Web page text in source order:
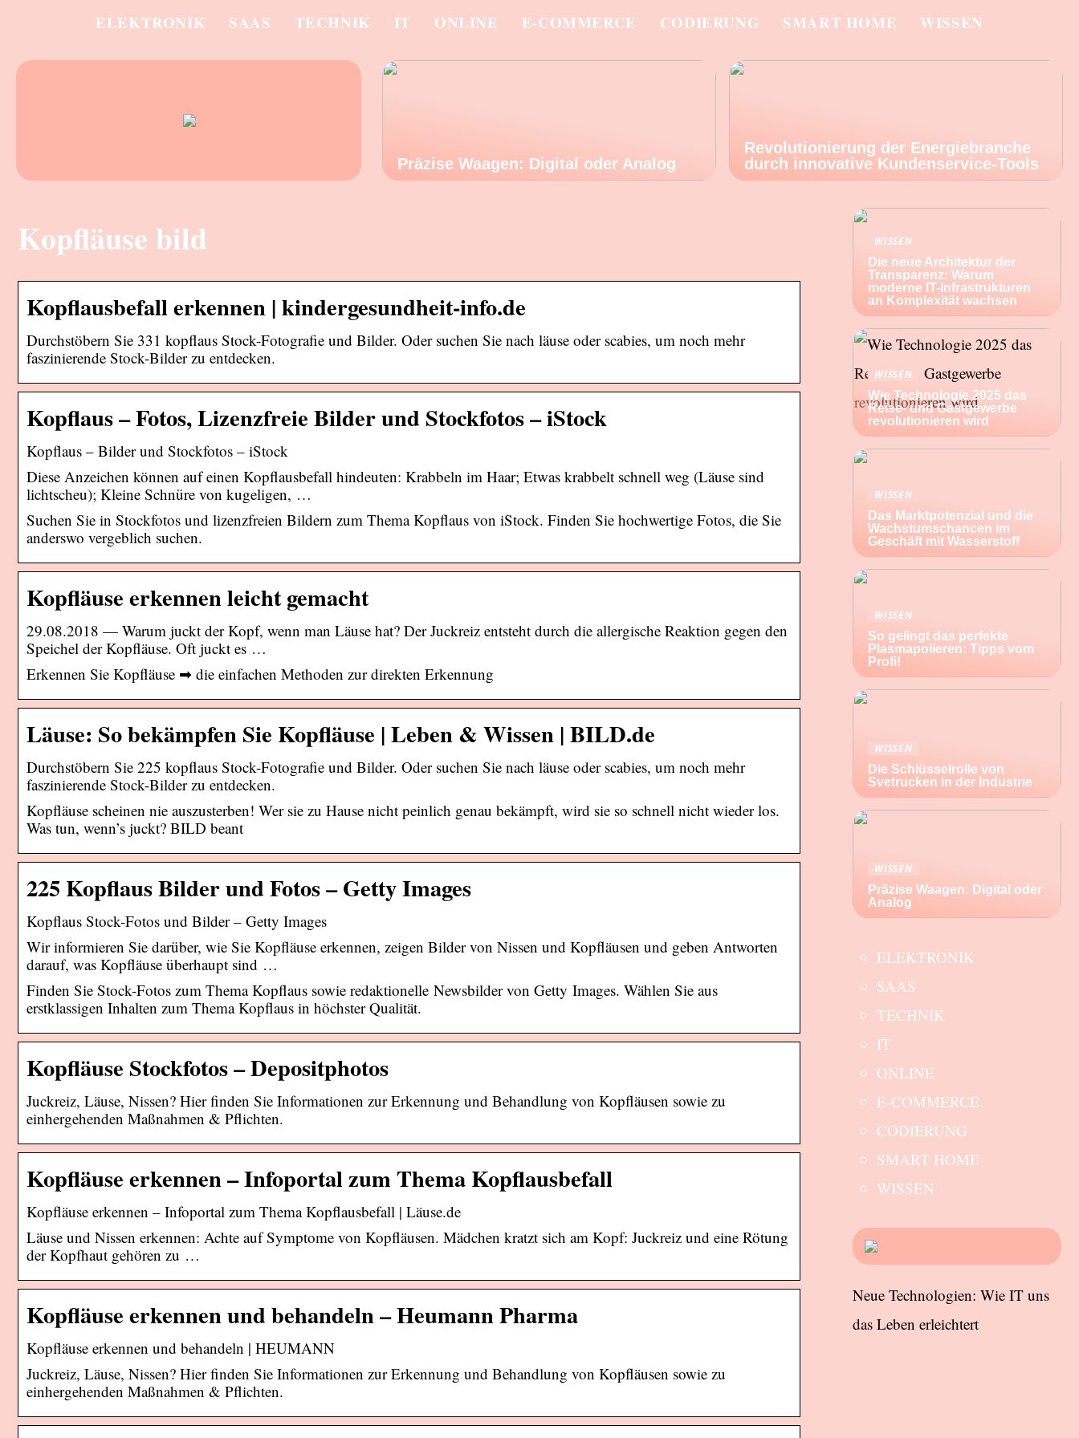
ELEKTRONIK SAAS TECHNIK IT ONLINE E-COMMERCE CODIERUNG SMART HOME WISSEN
Präzise Waagen: Digital oder Analog
Revolutionierung der Energiebranche
durch innovative Kundenservice-Tools
Kopfläuse bild
Kopflausbefall erkennen | kindergesundheit-info.de
Durchstöbern Sie 331 kopflaus Stock-Fotografie und Bilder. Oder suchen Sie nach läuse oder scabies, um noch mehr
faszinierende Stock-Bilder zu entdecken.
Kopflaus – Fotos, Lizenzfreie Bilder und Stockfotos – iStock
Kopflaus – Bilder und Stockfotos – iStock
Diese Anzeichen können auf einen Kopflausbefall hindeuten: Krabbeln im Haar; Etwas krabbelt schnell weg (Läuse sind
lichtscheu); Kleine Schnüre von kugeligen, …
Suchen Sie in Stockfotos und lizenzfreien Bildern zum Thema Kopflaus von iStock. Finden Sie hochwertige Fotos, die Sie
anderswo vergeblich suchen.
Kopfläuse erkennen leicht gemacht
29.08.2018 — Warum juckt der Kopf, wenn man Läuse hat? Der Juckreiz entsteht durch die allergische Reaktion gegen den
Speichel der Kopfläuse. Oft juckt es …
Erkennen Sie Kopfläuse ➡ die einfachen Methoden zur direkten Erkennung
Läuse: So bekämpfen Sie Kopfläuse | Leben & Wissen | BILD.de
Durchstöbern Sie 225 kopflaus Stock-Fotografie und Bilder. Oder suchen Sie nach läuse oder scabies, um noch mehr
faszinierende Stock-Bilder zu entdecken.
Kopfläuse scheinen nie auszusterben! Wer sie zu Hause nicht peinlich genau bekämpft, wird sie so schnell nicht wieder los.
Was tun, wenn’s juckt? BILD beant
225 Kopflaus Bilder und Fotos – Getty Images
Kopflaus Stock-Fotos und Bilder – Getty Images
Wir informieren Sie darüber, wie Sie Kopfläuse erkennen, zeigen Bilder von Nissen und Kopfläusen und geben Antworten
darauf, was Kopfläuse überhaupt sind …
Finden Sie Stock-Fotos zum Thema Kopflaus sowie redaktionelle Newsbilder von Getty Images. Wählen Sie aus
erstklassigen Inhalten zum Thema Kopflaus in höchster Qualität.
Kopfläuse Stockfotos – Depositphotos
Juckreiz, Läuse, Nissen? Hier finden Sie Informationen zur Erkennung und Behandlung von Kopfläusen sowie zu
einhergehenden Maßnahmen & Pflichten.
Kopfläuse erkennen – Infoportal zum Thema Kopflausbefall
Kopfläuse erkennen – Infoportal zum Thema Kopflausbefall | Läuse.de
Läuse und Nissen erkennen: Achte auf Symptome von Kopfläusen. Mädchen kratzt sich am Kopf: Juckreiz und eine Rötung
der Kopfhaut gehören zu …
Kopfläuse erkennen und behandeln – Heumann Pharma
Kopfläuse erkennen und behandeln | HEUMANN
Juckreiz, Läuse, Nissen? Hier finden Sie Informationen zur Erkennung und Behandlung von Kopfläusen sowie zu
einhergehenden Maßnahmen & Pflichten.
WISSEN
Die neue Architektur der
Transparenz: Warum
moderne IT-Infrastrukturen
an Komplexität wachsen
WISSEN
Wie Technologie 2025 das
Reise- und Gastgewerbe
revolutionieren wird
WISSEN
Das Marktpotenzial und die
Wachstumschancen im
Geschäft mit Wasserstoff
WISSEN
So gelingt das perfekte
Plasmapolieren: Tipps vom
Profi!
WISSEN
Die Schlüsselrolle von
Svetrucken in der Industrie
WISSEN
Präzise Waagen: Digital oder
Analog
ELEKTRONIK
SAAS
TECHNIK
IT
ONLINE
E-COMMERCE
CODIERUNG
SMART HOME
WISSEN
Neue Technologien: Wie IT uns
das Leben erleichtert